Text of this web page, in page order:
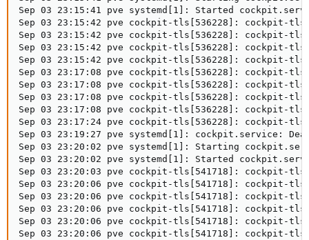
Sep 03 23:15:41 pve systemd[1]: Started
Sep 03 23:15:42 pve cockpit-tls[536228]: cockpit-
Sep 03 23:15:42 pve cockpit-tls[536228]: cockpit-
Sep 03 23:15:42 pve cockpit-tls[536228]: cockpit-
Sep 03 23:15:42 pve cockpit-tls[536228]: cockpit-
Sep 03 23:17:08 pve cockpit-tls[536228]: cockpit-
Sep 03 23:17:08 pve cockpit-tls[536228]: cockpit-
Sep 03 23:17:08 pve cockpit-tls[536228]: cockpit-
Sep 03 23:17:08 pve cockpit-tls[536228]: cockpit-
Sep 03 23:17:24 pve cockpit-tls[536228]: cockpit-
Sep 03 23:19:27 pve systemd[1]: cockpit.service:
Sep 03 23:20:02 pve systemd[1]: Starting
Sep 03 23:20:02 pve systemd[1]: Started
Sep 03 23:20:03 pve cockpit-tls[541718]: cockpit-
Sep 03 23:20:06 pve cockpit-tls[541718]: cockpit-
Sep 03 23:20:06 pve cockpit-tls[541718]: cockpit-
Sep 03 23:20:06 pve cockpit-tls[541718]: cockpit-
Sep 03 23:20:06 pve cockpit-tls[541718]: cockpit-
Sep 03 23:20:06 pve cockpit-tls[541718]: cockpit-